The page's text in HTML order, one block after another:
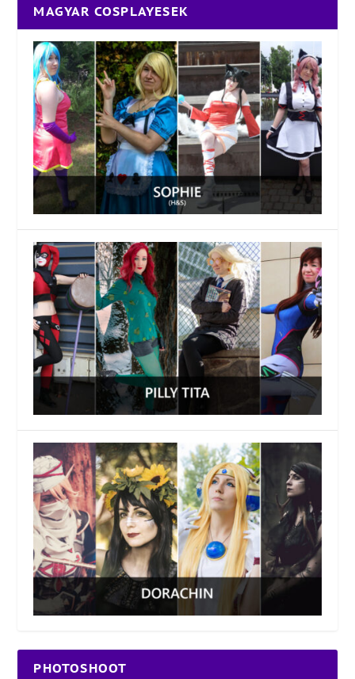
MAGYAR COSPLAYESEK
PHOTOSHOOT